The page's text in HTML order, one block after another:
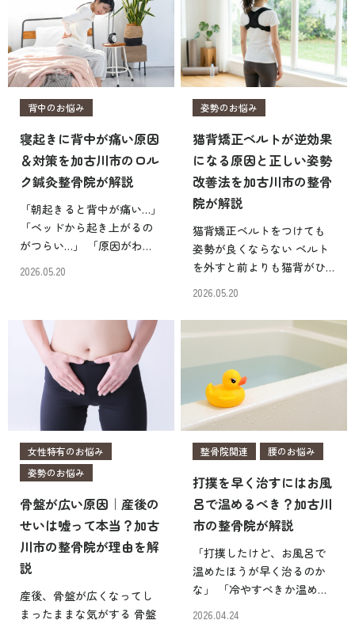
みを抱えている人は少なく
ありません。実際、加古 […]
に問題があるのではない […]
背中のお悩み
寝起きに背中が痛い原因
＆対策を加古川市のロル
ク鍼灸整骨院が解説
「朝起きると背中が痛い…」
「ベッドから起き上がるの
がつらい…」 「原因がわか
りませんか？夜寝る前は何
ともなかったのに、朝にな
ると背中が痛むのは不 […]
2026.05.20
姿勢のお悩み
猫背矯正ベルトが逆効果
になる原因と正しい姿勢
改善法を加古川市の整骨
院が解説
猫背矯正ベルトをつけても
姿勢が良くならない ベルト
を外すと前よりも猫背がひ
治っていない こんなお悩み
をお持ちではないでしょう
か。猫背を治そうと購入し
た矯正ベルトが、かえっ […]
2026.05.20
女性特有のお悩み
姿勢のお悩み
骨盤が広い原因｜産後の
せいは嘘って本当？加古
川市の整骨院が理由を解
説
産後、骨盤が広くなってし
まったままな気がする 骨盤
整骨院関連 腰のお悩み
打撲を早く治すにはお風
呂で温めるべき？加古川
市の整骨院が解説
「打撲したけど、お風呂で
温めたほうが早く治るのか
な」 「冷やすべきか温める
べきか判断がつかない」
2026.04.24